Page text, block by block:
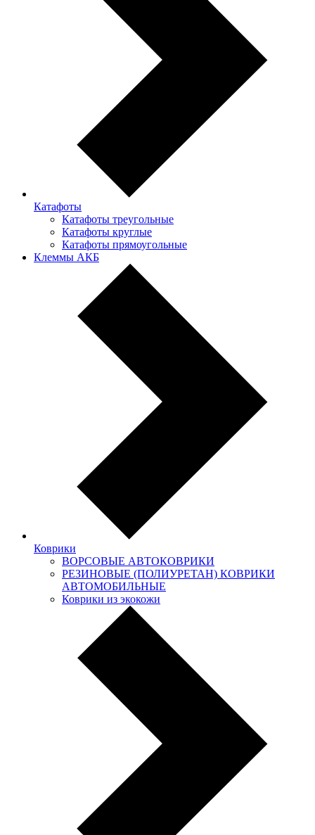
Катафоты
Катафоты треугольные
Катафоты круглые
Катафоты прямоугольные
Клеммы АКБ
Коврики
ВОРСОВЫЕ АВТОКОВРИКИ
РЕЗИНОВЫЕ (ПОЛИУРЕТАН) КОВРИКИ
АВТОМОБИЛЬНЫЕ
Коврики из экокожи